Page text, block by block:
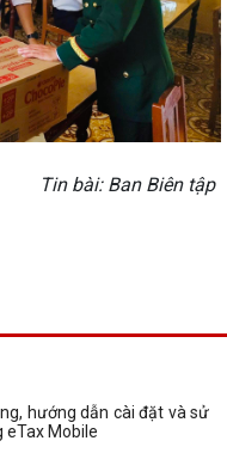
Tin bài: Ban Biên tập
hướng dẫn cài đặt và sử
eTax Mobile